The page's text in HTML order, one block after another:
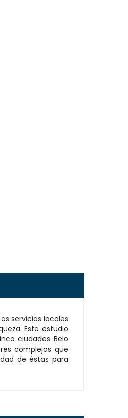
servicios locales
Este estudio
ciudades Belo
complejos que
de éstas para